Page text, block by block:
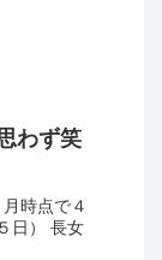
わず笑
時点で４
日） 長女